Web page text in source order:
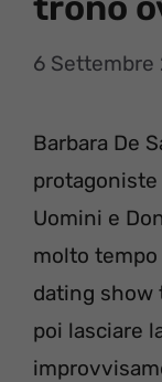
6 Settembre
Barbara De
Uomini e
molto
dating show
poi lasciare